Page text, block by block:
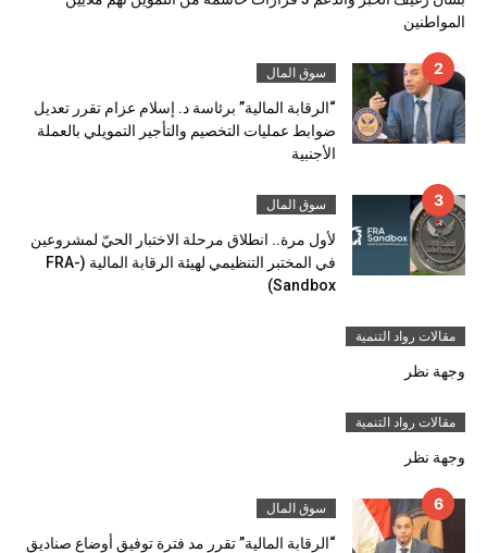
المواطنين
سوق المال
“الرقابة المالية” برئاسة د. إسلام عزام تقرر تعديل
ضوابط عمليات التخصيم والتأجير التمويلي بالعملة
الأجنبية
سوق المال
لأول مرة.. انطلاق مرحلة الاختبار الحيّ لمشروعين
في المختبر التنظيمي لهيئة الرقابة المالية (FRA-
Sandbox)
مقالات رواد التنمية
وجهة نظر
مقالات رواد التنمية
وجهة نظر
سوق المال
“الرقابة المالية” تقرر مد فترة توفيق أوضاع صناديق